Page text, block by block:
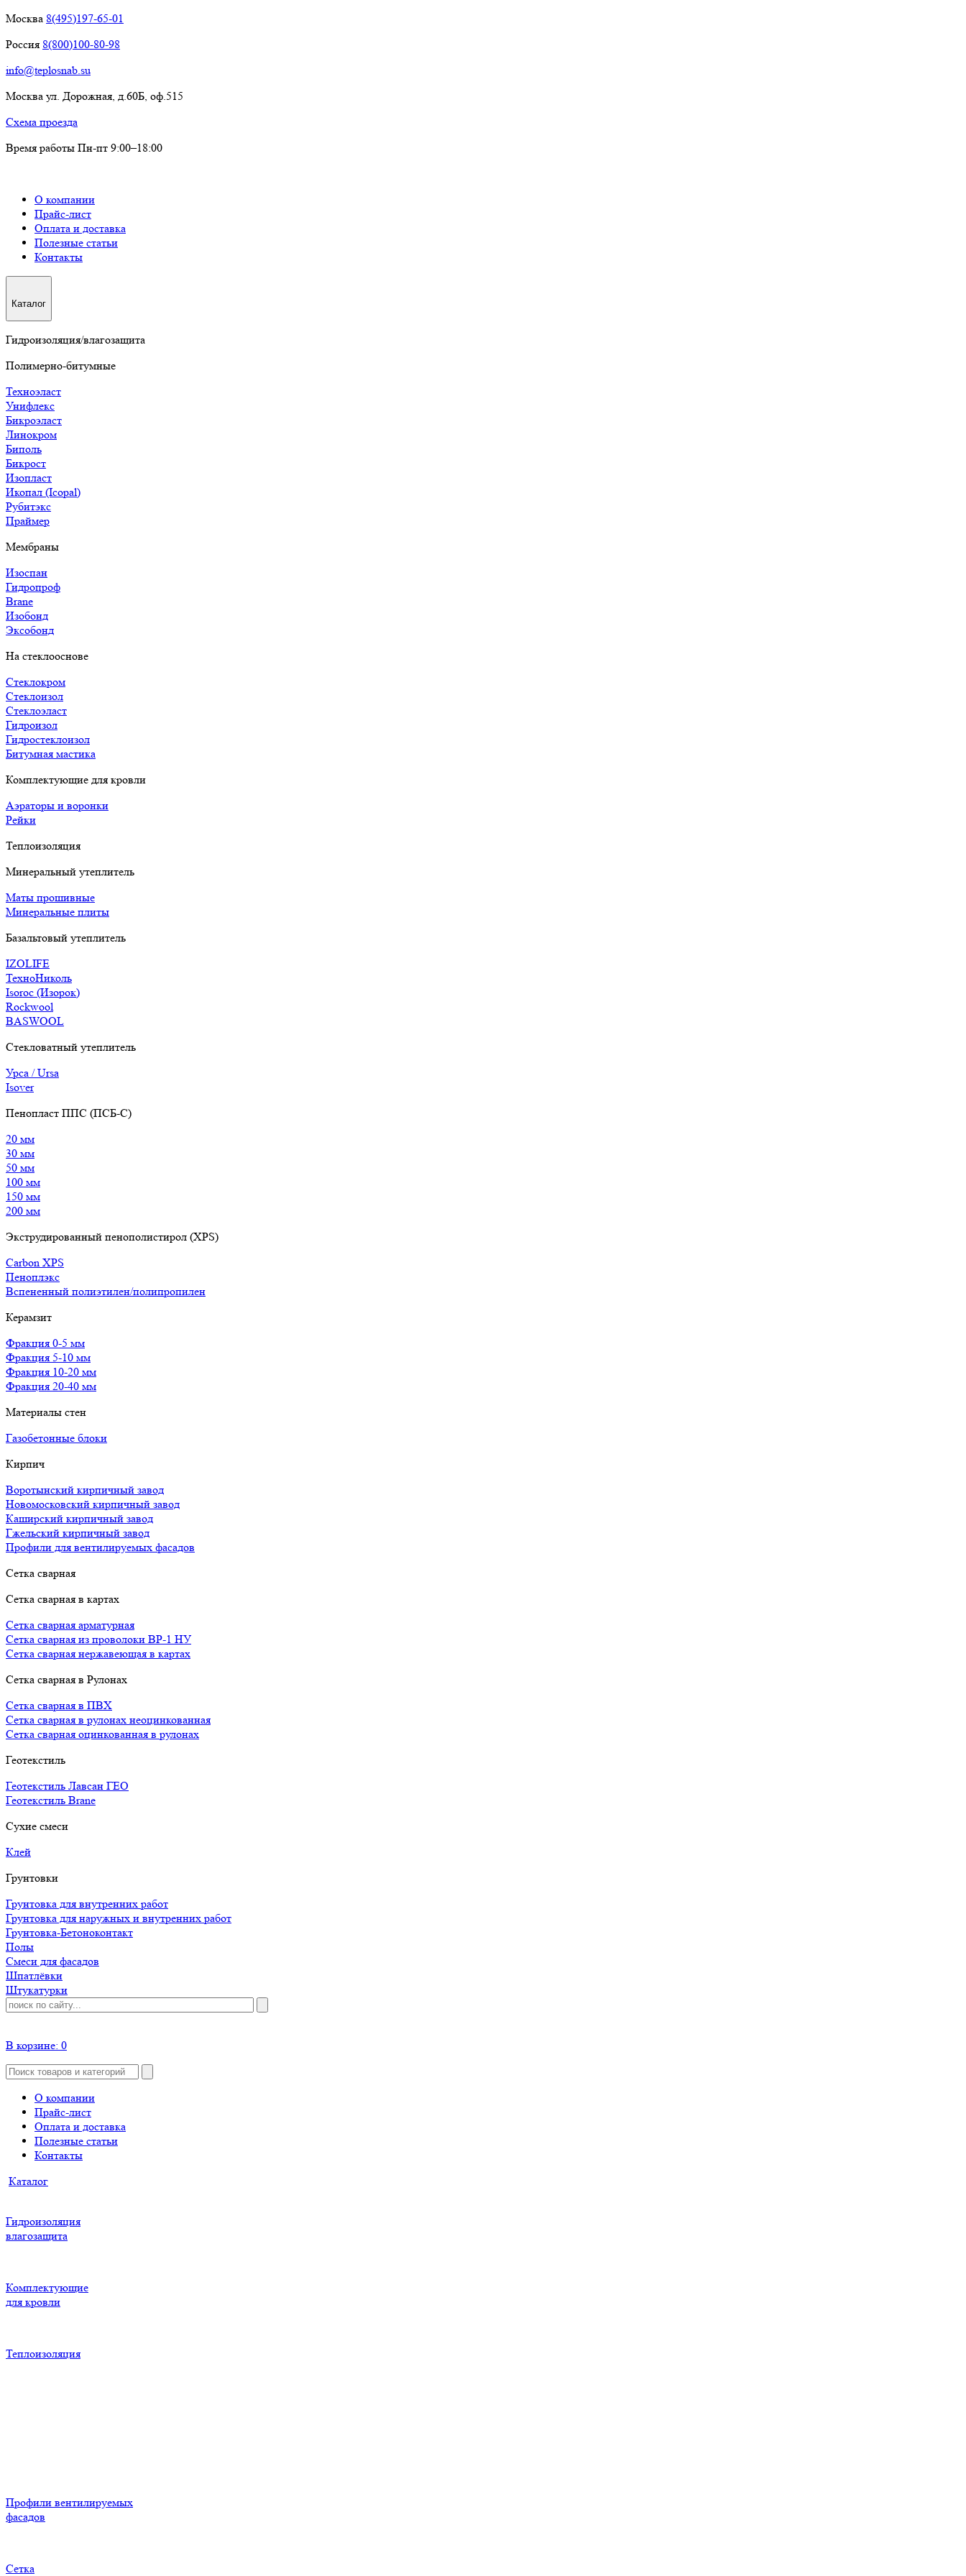
Москва 8(495)197-65-01
Россия 8(800)100-80-98
info@teplosnab.su
Москва ул. Дорожная, д.60Б, оф.515
Схема проезда
Время работы Пн-пт 9:00–18:00
О компании
Прайс-лист
Оплата и доставка
Полезные статьи
Контакты
Каталог
Гидроизоляция/влагозащита
Полимерно-битумные
Техноэласт
Унифлекс
Бикроэласт
Линокром
Биполь
Бикрост
Изопласт
Икопал (Icopal)
Рубитэкс
Праймер
Мембраны
Изоспан
Гидропроф
Brane
Изобонд
Эксобонд
На стеклооснове
Стеклокром
Стеклоизол
Стеклоэласт
Гидроизол
Гидростеклоизол
Битумная мастика
Комплектующие для кровли
Аэраторы и воронки
Рейки
Теплоизоляция
Минеральный утеплитель
Маты прошивные
Минеральные плиты
Базальтовый утеплитель
IZOLIFE
ТехноНиколь
Isoroc (Изорок)
Rockwool
BASWOOL
Стекловатный утеплитель
Урса / Ursa
Isover
Пенопласт ППС (ПСБ-С)
20 мм
30 мм
50 мм
100 мм
150 мм
200 мм
Экструдированный пенополистирол (XPS)
Carbon XPS
Пеноплэкс
Вспененный полиэтилен/полипропилен
Керамзит
Фракция 0-5 мм
Фракция 5-10 мм
Фракция 10-20 мм
Фракция 20-40 мм
Материалы стен
Газобетонные блоки
Кирпич
Воротынский кирпичный завод
Новомосковский кирпичный завод
Каширский кирпичный завод
Гжельский кирпичный завод
Профили для вентилируемых фасадов
Сетка сварная
Сетка сварная в картах
Сетка сварная арматурная
Сетка сварная из проволоки ВР-1 НУ
Сетка сварная нержавеющая в картах
Сетка сварная в Рулонах
Сетка сварная в ПВХ
Сетка сварная в рулонах неоцинкованная
Сетка сварная оцинкованная в рулонах
Геотекстиль
Геотекстиль Лавсан ГЕО
Геотекстиль Brane
Сухие смеси
Клей
Грунтовки
Грунтовка для внутренних работ
Грунтовка для наружных и внутренних работ
Грунтовка-Бетоноконтакт
Полы
Смеси для фасадов
Шпатлёвки
Штукатурки
В корзине: 0
О компании
Прайс-лист
Оплата и доставка
Полезные статьи
Контакты
Каталог
Гидроизоляция
влагозащита
Комплектующие
для кровли
Теплоизоляция
Профили вентилируемых
фасадов
Сетка